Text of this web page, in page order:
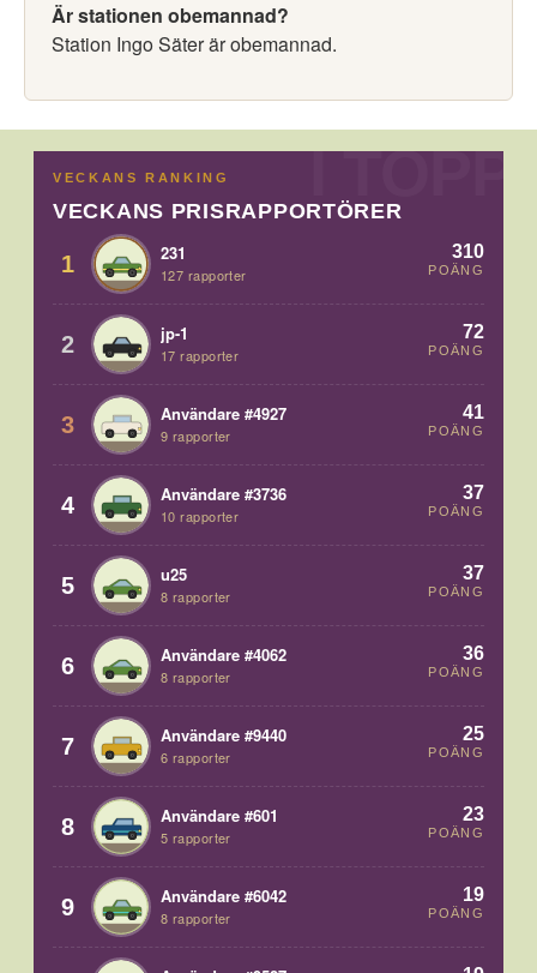
Är stationen obemannad?
Station Ingo Säter är obemannad.
VECKANS RANKING
VECKANS PRISRAPPORTÖRER
1 231
127 rapporter
310
POÄNG
2 jp-1
17 rapporter
72
POÄNG
3 Användare #4927
9 rapporter
41
POÄNG
4 Användare #3736
10 rapporter
37
POÄNG
5 u25
8 rapporter
37
POÄNG
6 Användare #4062
8 rapporter
36
POÄNG
7 Användare #9440
6 rapporter
25
POÄNG
8 Användare #601
5 rapporter
23
POÄNG
9 Användare #6042
8 rapporter
19
POÄNG